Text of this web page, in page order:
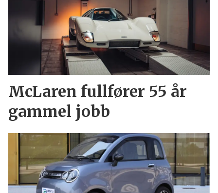
McLaren fullfører 55 år
gammel jobb